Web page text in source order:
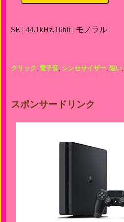
SE | 44.1kHz,16bit | モノラル |
クリック, 電子音, シンセサイザー, 短い,
スポンサードリンク